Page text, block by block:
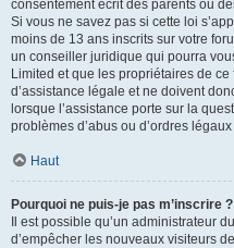
consentement écrit des parents ou
Si vous ne savez pas si cette loi
moins de 13 ans inscrits sur votre
un conseiller juridique qui pourra
Limited et que les propriétaires de
d’assistance légale et ne doivent
lorsque l’assistance porte sur la
problèmes d’abus ou d’ordres
Haut
Pourquoi ne puis-je pas m’inscrire ?
Il est possible qu’un administrateur
d’empêcher les nouveaux visiteurs